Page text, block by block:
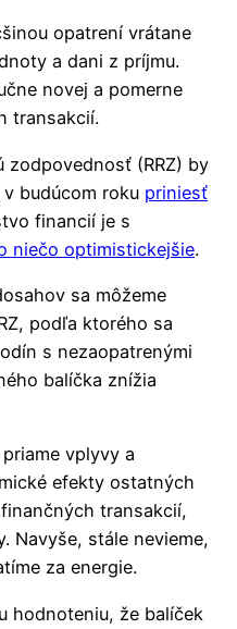
opatrení vrátane
a dani z príjmu.
novej a pomerne
transakcií.
zodpovednosť (RRZ) by
budúcom roku priniesť
financií je s
niečo optimistickejšie.
sa môžeme
podľa ktorého sa
s nezaopatrenými
balíčka znížia
vplyvy a
efekty ostatných
transakcií,
Navyše, stále nevieme,
za energie.
hodnoteniu, že balíček